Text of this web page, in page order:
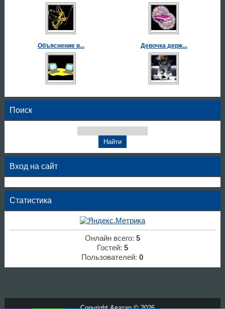
Объяснение в... Девочка держ...
Поиск
Вход на сайт
Статистика
Онлайн всего: 5
Гостей: 5
Пользователей:0